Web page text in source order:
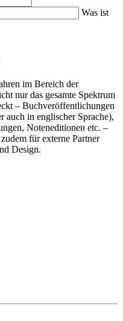
Was ist
im Bereich der
nur das gesamte Spektrum
– Buchveröffentlichungen
auch in englischer Sprache),
Noteneditionen etc. –
für externe Partner
Design.